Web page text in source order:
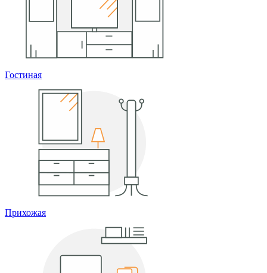
Гостиная
Прихожая